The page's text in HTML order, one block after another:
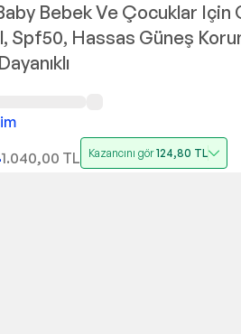
Bebek Ve Çocuklar Için
Spf50, Hassas Güneş
1.040,00 TL Kazancını gör124,80 TL